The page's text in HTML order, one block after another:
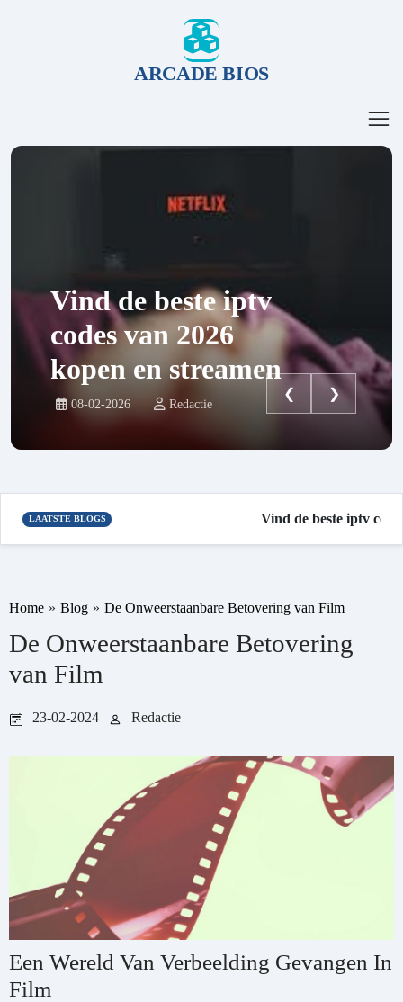
ARCADE BIOS
Vind de beste iptv
codes van 2026
kopen en streamen
08-02-2026 Redactie
❮ ❯
LAATSTE BLOGS Vind de beste iptv
Home » Blog » De Onweerstaanbare Betovering van Film
De Onweerstaanbare Betovering
van Film
23-02-2024 Redactie
Een Wereld Van Verbeelding Gevangen In
Film